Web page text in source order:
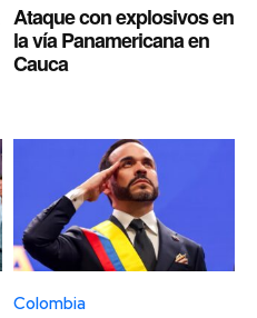
Ataque con explosivos en
la vía Panamericana en
Cauca
Colombia